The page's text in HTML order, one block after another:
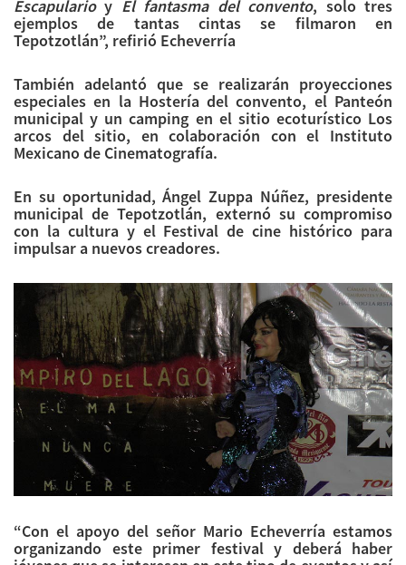
Escapularioy El fantasma del convento, solo tres
ejemplos de tantas cintas se filmaron en
Tepotzotlán”, refirió Echeverría
También adelantó que se realizarán proyecciones
especiales en la Hostería del convento, el Panteón
municipal y un camping en el sitio ecoturístico Los
arcos del sitio, en colaboración con el Instituto
Mexicano de Cinematografía.
En su oportunidad, Ángel Zuppa Núñez, presidente
municipal de Tepotzotlán, externó su compromiso
con la cultura y el Festival de cine histórico para
impulsar a nuevos creadores.
“Con el apoyo del señor Mario Echeverría estamos
organizando este primer festival y deberá haber